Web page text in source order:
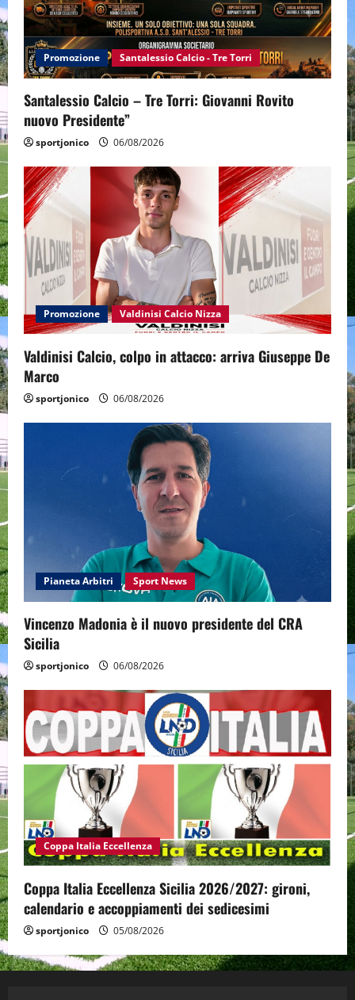
Promozione Santalessio Calcio - Tre Torri
Santalessio Calcio – Tre Torri: Giovanni Rovito
nuovo Presidente”
sportjonico 06/08/2026
Promozione Valdinisi Calcio Nizza
Valdinisi Calcio, colpo in attacco: arriva Giuseppe De
Marco
sportjonico 06/08/2026
Pianeta Arbitri Sport News
Vincenzo Madonia è il nuovo presidente del CRA
Sicilia
sportjonico 06/08/2026
Coppa Italia Eccellenza
Coppa Italia Eccellenza Sicilia 2026/2027: gironi,
calendario e accoppiamenti dei sedicesimi
sportjonico 05/08/2026